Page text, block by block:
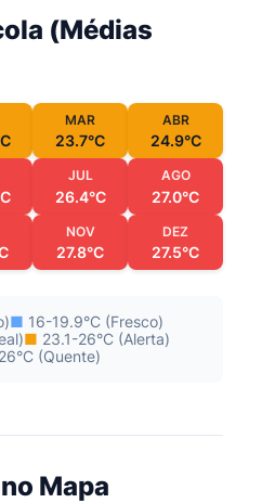
(Médias
MAR
23.7°C
ABR
24.9°C
JUL
26.4°C
AGO
27.0°C
NOV
27.8°C
DEZ
27.5°C
■ 16-19.9°C (Fresco)
■ 23.1-26°C (Alerta)
(Quente)
Mapa